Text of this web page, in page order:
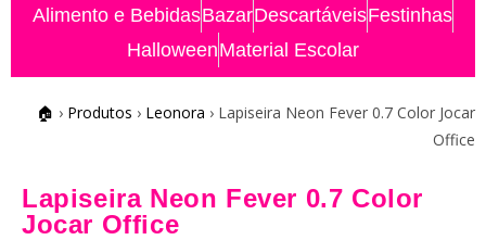
Alimento e BebidasBazarDescartáveisFestinhas
HalloweenMaterial Escolar
🏠 › Produtos › Leonora › Lapiseira Neon Fever 0.7 Color Jocar
Office
Lapiseira Neon Fever 0.7 Color
Jocar Office